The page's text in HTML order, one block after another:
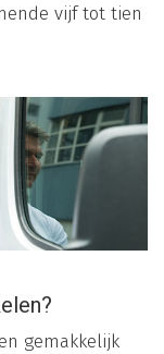
vijf tot tien
gemakkelijk